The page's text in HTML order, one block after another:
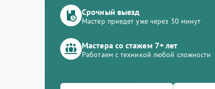
Срочный выезд
Мастер приедет уже через 30 минут
Мастера со стажем 7+ лет
Работаем с техникой любой сложности